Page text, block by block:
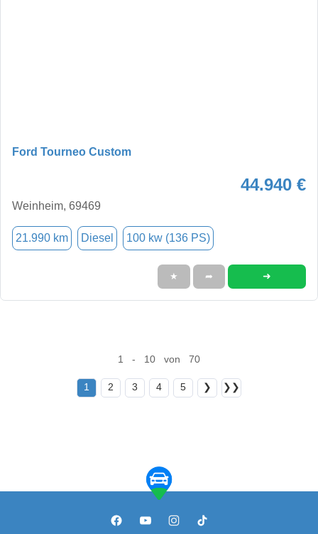
Ford Tourneo Custom
44.940 €
Weinheim, 69469
21.990 km Diesel 100 kw (136 PS)
★ ➦ ➜
1 - 10 von 70
1 2 3 4 5 ❯ ❯❯